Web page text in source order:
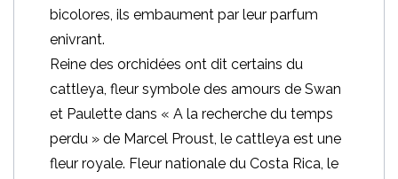
bicolores, ils embaument par leur parfum
enivrant.
Reine des orchidées ont dit certains du
cattleya, fleur symbole des amours de Swan
et Paulette dans « A la recherche du temps
perdu » de Marcel Proust, le cattleya est une
fleur royale. Fleur nationale du Costa Rica, le